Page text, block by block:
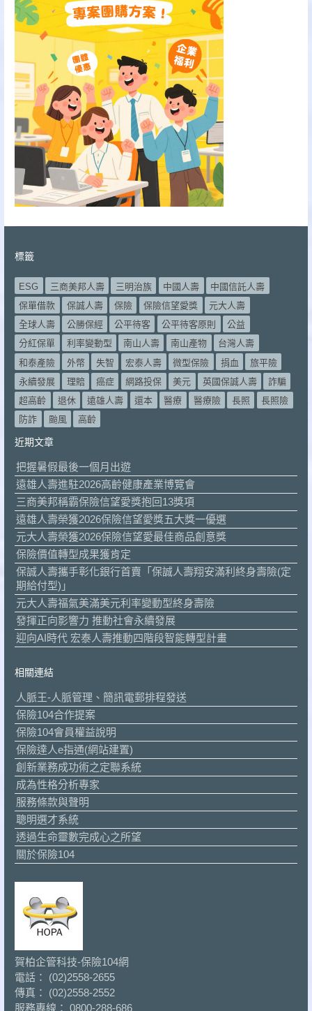
標籤
ESG 三商美邦人壽 三明治族 中國人壽
中國信託人壽
保單借款
保誠人壽 保險 保險信望愛獎
元大人壽
全球人壽
公勝保經 公平待客 公平待客原則
公益
分紅保單
利率變動型 南山人壽 南山產物
台灣人壽
和泰產險
外幣 失智 宏泰人壽 微型保險 捐血
旅平險
永續發展
理賠 癌症 網路投保 美元 英國保誠人壽
詐騙
超高齡
退休 遠雄人壽 還本 醫療 醫療險 長照
長照險
防詐
颱風 高齡
近期文章
把握暑假最後一個月出遊
遠雄人壽進駐2026高齡健康產業博覽會
三商美邦稱霸保險信望愛獎抱回13獎項
遠雄人壽榮獲2026保險信望愛獎五大獎一優選
元大人壽榮獲2026保險信望愛最佳商品創意獎
保險價值轉型成果獲肯定
保誠人壽攜手彰化銀行首賣「保誠人壽翔安滿利終身壽險(定
期給付型)」
元大人壽福氣美滿美元利率變動型終身壽險
發揮正向影響力 推動社會永續發展
迎向AI時代 宏泰人壽推動四階段智能轉型計畫
相關連結
人脈王-人脈管理、簡訊電郵排程發送
保險104合作提案
保險104會員權益說明
保險達人e指通(網站建置)
創新業務成功術之定聯系統
成為性格分析專家
服務條款與聲明
聰明選才系統
透過生命靈數完成心之所望
關於保險104
賀柏企管科技-保險104網
電話： (02)2558-2655
傳真： (02)2558-2552
服務專線： 0800-288-686